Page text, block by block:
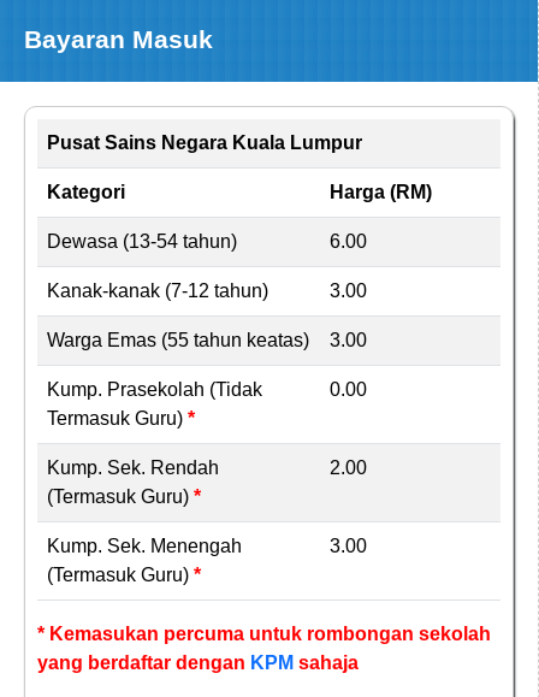
Bayaran Masuk
Pusat Sains Negara Kuala Lumpur
Kategori Harga (RM)
Dewasa (13-54 tahun) 6.00
Kanak-kanak (7-12 tahun) 3.00
Warga Emas (55 tahun keatas) 3.00
Kump. Prasekolah (Tidak
Termasuk Guru) *
0.00
Kump. Sek. Rendah
(Termasuk Guru) *
2.00
Kump. Sek. Menengah
(Termasuk Guru) *
3.00
* Kemasukan percuma untuk rombongan sekolah
yang berdaftar dengan KPM sahaja